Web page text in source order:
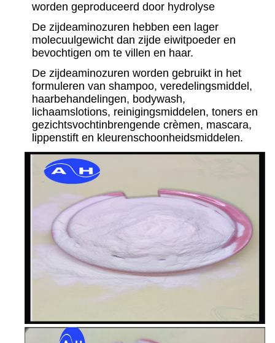
worden geproduceerd door hydrolyse
De zijdeaminozuren hebben een lager
molecuulgewicht dan zijde eiwitpoeder en
bevochtigen om te villen en haar.
De zijdeaminozuren worden gebruikt in het
formuleren van shampoo, veredelingsmiddel,
haarbehandelingen, bodywash,
lichaamslotions, reinigingsmiddelen, toners en
gezichtsvochtinbrengende crèmen, mascara,
lippenstift en kleurenschoonheidsmiddelen.